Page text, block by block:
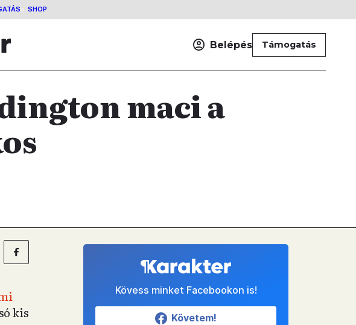
SHOP
Belépés Támogatás
maci a
kis
Kövess minket Facebookon is!
Követem!